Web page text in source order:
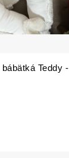
Teddy -